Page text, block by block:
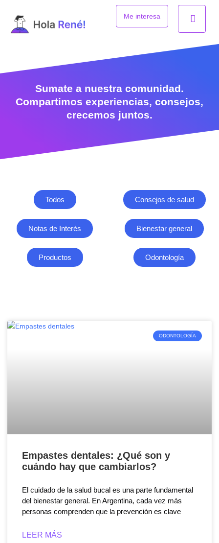
contenido
Me interesa
Sumate a nuestra comunidad.
Compartimos experiencias, consejos,
crecemos juntos.
Todos Consejos de salud
Notas de Interés Bienestar general
Productos Odontología
ODONTOLOGÍA
Empastes dentales: ¿Qué son y
cuándo hay que cambiarlos?
El cuidado de la salud bucal es una parte fundamental
del bienestar general. En Argentina, cada vez más
personas comprenden que la prevención es clave
LEER MÁS